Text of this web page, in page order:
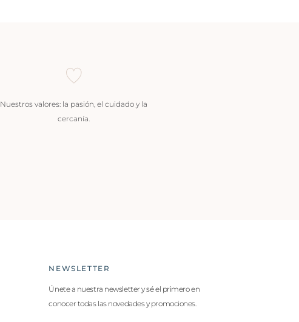
Nuestros valores: la pasión, el cuidado y la
cercanía.
NEWSLETTER
Únete a nuestra newsletter y sé el primero en
conocer todas las novedades y promociones.